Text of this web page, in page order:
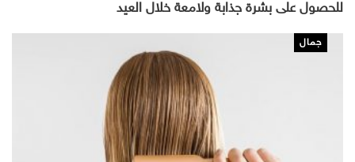
للحصول على بشرة جذابة ولامعة خلال العيد
جمال